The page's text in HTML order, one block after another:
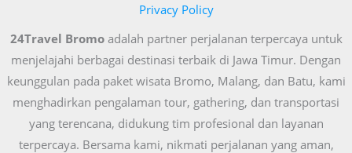
Privacy Policy
24Travel Bromoadalah partner perjalanan terpercaya untuk
menjelajahi berbagai destinasi terbaik di Jawa Timur. Dengan
keunggulan pada paket wisata Bromo, Malang, dan Batu, kami
menghadirkan pengalaman tour, gathering, dan transportasi
yang terencana, didukung tim profesional dan layanan
terpercaya. Bersama kami, nikmati perjalanan yang aman,